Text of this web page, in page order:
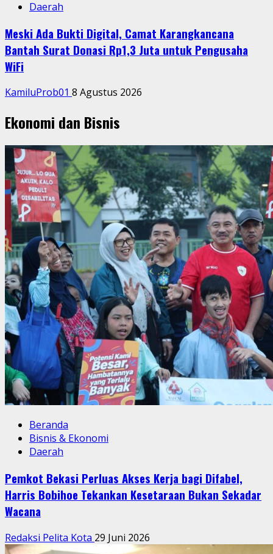
Daerah
Meski Ada Bukti Digital, Camat Karangkancana
Bantah Surat Donasi Rp1,3 Juta untuk Pengusaha
WiFi
KamiluProb01 8 Agustus 2026
Ekonomi dan Bisnis
Beranda
Bisnis & Ekonomi
Daerah
Pemkot Bekasi Perluas Akses Kerja bagi Difabel,
Harris Bobihoe Tekankan Kesetaraan Bukan Sekadar
Wacana
Redaksi Pelita Kota 29 Juni 2026